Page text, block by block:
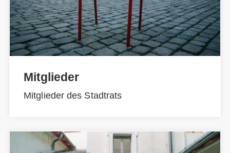
Mitglieder
Mitglieder des Stadtrats